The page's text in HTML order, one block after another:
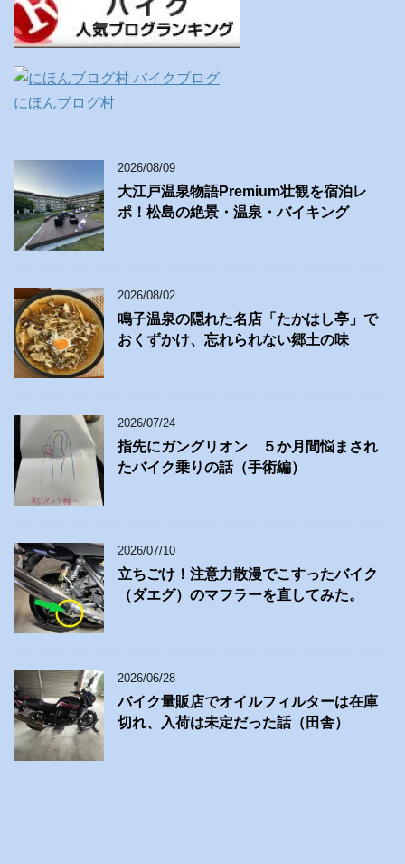
にほんブログ村
2026/08/09
大江戸温泉物語Premium壮観を宿泊レ
ポ！松島の絶景・温泉・バイキング
2026/08/02
鳴子温泉の隠れた名店「たかはし亭」で
おくずかけ、忘れられない郷土の味
2026/07/24
指先にガングリオン ５か月間悩まされ
たバイク乗りの話（手術編）
2026/07/10
立ちごけ！注意力散漫でこすったバイク
（ダエグ）のマフラーを直してみた。
2026/06/28
バイク量販店でオイルフィルターは在庫
切れ、入荷は未定だった話（田舎）